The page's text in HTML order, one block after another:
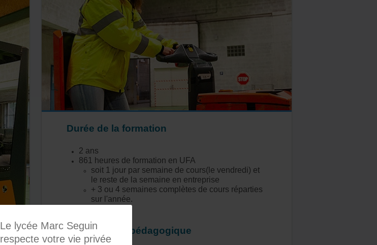
Durée de la formation
2 ans
861 heures de formation en UFA
soit 1 jour par semaine de cours(le vendredi) et
le reste de la semaine en entreprise
+ 3 ou 4 semaines complètes de cours réparties
sur l'année.
Organisation pédagogique
Le lycée Marc Seguin
respecte votre vie privée